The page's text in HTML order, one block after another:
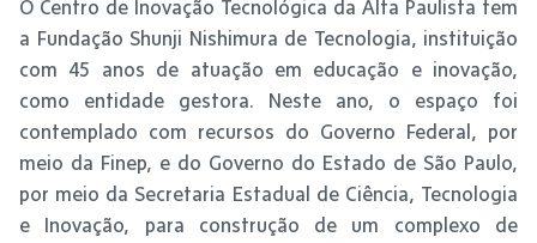
O Centro de Inovação Tecnológica da Alta Paulista tem
a Fundação Shunji Nishimura de Tecnologia, instituição
com 45 anos de atuação em educação e inovação,
como entidade gestora. Neste ano, o espaço foi
contemplado com recursos do Governo Federal, por
meio da Finep, e do Governo do Estado de São Paulo,
por meio da Secretaria Estadual de Ciência, Tecnologia
e Inovação, para construção de um complexo de